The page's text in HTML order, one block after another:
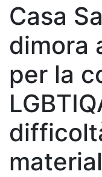
Casa
dimora
per la